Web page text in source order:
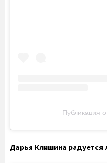
Публикация
Дарья Клишина радуется